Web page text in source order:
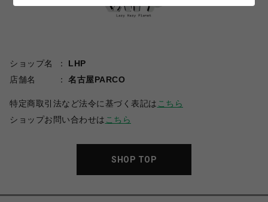
ショップ名
LHP
店舗名
名古屋PARCO
特定商取引法など法令に基づく表記は こちら
ショップお問い合わせは こちら
SHOP TOP